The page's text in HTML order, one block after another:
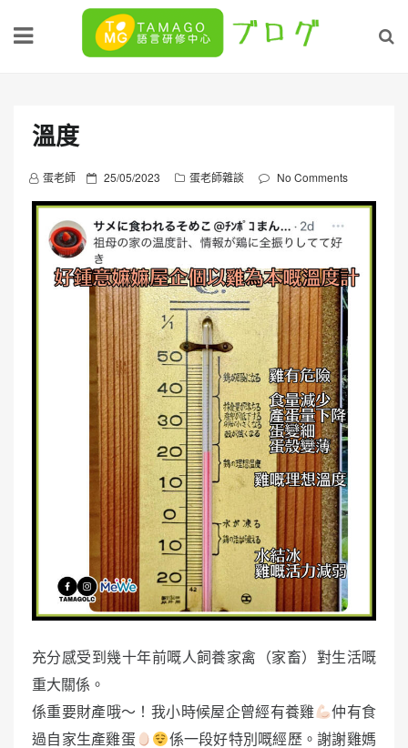
溫度
蛋老師
P
o
s
t
e
d
o
n
25/05/2023 蛋老師雜談 No Comments
充分感受到幾十年前嘅人飼養家禽（家畜）對生活嘅
重大關係。
係重要財產哦～！我小時候屋企曾經有養雞
仲有食
過自家生產雞蛋
係一段好特別嘅經歷。謝謝雞媽